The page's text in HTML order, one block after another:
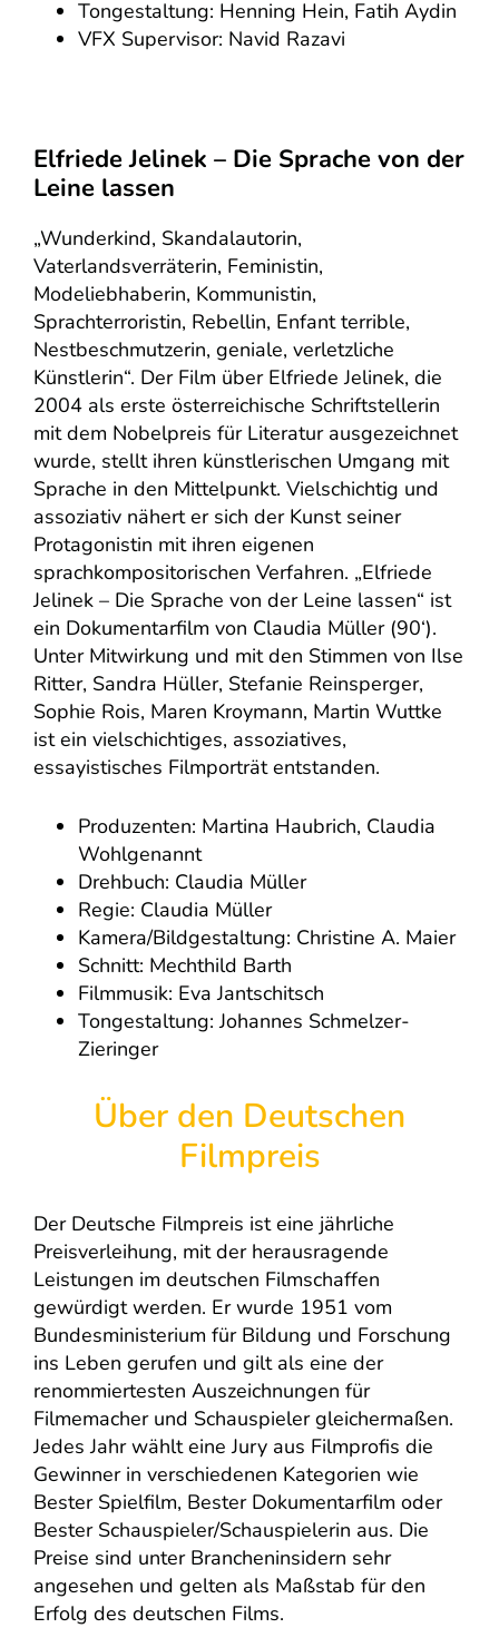
Tongestaltung: Henning Hein, Fatih Aydin
VFX Supervisor: Navid Razavi
Elfriede Jelinek – Die Sprache von der
Leine lassen
„Wunderkind, Skandalautorin,
Vaterlandsverräterin, Feministin,
Modeliebhaberin, Kommunistin,
Sprachterroristin, Rebellin, Enfant terrible,
Nestbeschmutzerin, geniale, verletzliche
Künstlerin“. Der Film über Elfriede Jelinek, die
2004 als erste österreichische Schriftstellerin
mit dem Nobelpreis für Literatur ausgezeichnet
wurde, stellt ihren künstlerischen Umgang mit
Sprache in den Mittelpunkt. Vielschichtig und
assoziativ nähert er sich der Kunst seiner
Protagonistin mit ihren eigenen
sprachkompositorischen Verfahren. „Elfriede
Jelinek – Die Sprache von der Leine lassen“ ist
ein Dokumentarfilm von Claudia Müller (90‘).
Unter Mitwirkung und mit den Stimmen von Ilse
Ritter, Sandra Hüller, Stefanie Reinsperger,
Sophie Rois, Maren Kroymann, Martin Wuttke
ist ein vielschichtiges, assoziatives,
essayistisches Filmporträt entstanden.
Produzenten: Martina Haubrich, Claudia
Wohlgenannt
Drehbuch: Claudia Müller
Regie: Claudia Müller
Kamera/Bildgestaltung: Christine A. Maier
Schnitt: Mechthild Barth
Filmmusik: Eva Jantschitsch
Tongestaltung: Johannes Schmelzer-
Zieringer
Über den Deutschen
Filmpreis
Der Deutsche Filmpreis ist eine jährliche
Preisverleihung, mit der herausragende
Leistungen im deutschen Filmschaffen
gewürdigt werden. Er wurde 1951 vom
Bundesministerium für Bildung und Forschung
ins Leben gerufen und gilt als eine der
renommiertesten Auszeichnungen für
Filmemacher und Schauspieler gleichermaßen.
Jedes Jahr wählt eine Jury aus Filmprofis die
Gewinner in verschiedenen Kategorien wie
Bester Spielfilm, Bester Dokumentarfilm oder
Bester Schauspieler/Schauspielerin aus. Die
Preise sind unter Brancheninsidern sehr
angesehen und gelten als Maßstab für den
Erfolg des deutschen Films.